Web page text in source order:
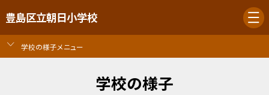
豊島区立朝日小学校
学校の様子メニュー
学校の様子